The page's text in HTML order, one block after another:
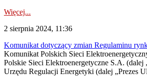
Więcej...
2 sierpnia 2024, 11:36
Komunikat dotyczący zmian Regulaminu
Komunikat Polskich Sieci
Polskie Sieci Elektroenergetyczne S.A.
Urzędu Regulacji Energetyki (dalej „Prezes